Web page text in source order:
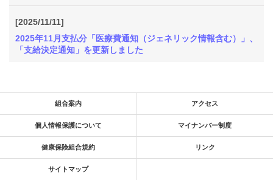
[2025/11/11]
2025年11月支払分「医療費通知（ジェネリック情報含む）」、
「支給決定通知」を更新しました
組合案内 アクセス
個人情報保護について マイナンバー制度
健康保険組合規約 リンク
サイトマップ